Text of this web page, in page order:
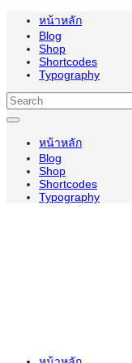
หน้าหลัก
Blog
Shop
Shortcodes
Typography
หน้าหลัก
Blog
Shop
Shortcodes
Typography